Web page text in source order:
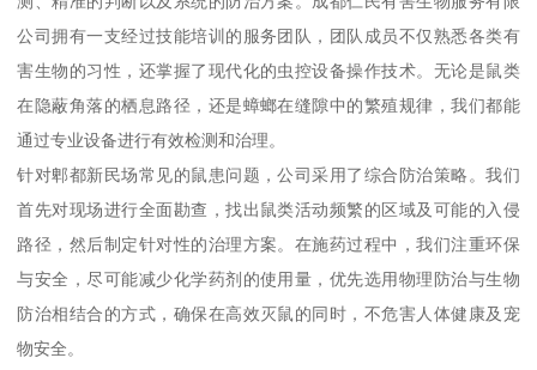
公司拥有一支经过技能培训的服务团队，团队成员不仅熟悉各类有
害生物的习性，还掌握了现代化的虫控设备操作技术。无论是鼠类
在隐蔽角落的栖息路径，还是蟑螂在缝隙中的繁殖规律，我们都能
通过专业设备进行有效检测和治理。
针对郫都新民场常见的鼠患问题，公司采用了综合防治策略。我们
首先对现场进行全面勘查，找出鼠类活动频繁的区域及可能的入侵
路径，然后制定针对性的治理方案。在施药过程中，我们注重环保
与安全，尽可能减少化学药剂的使用量，优先选用物理防治与生物
防治相结合的方式，确保在高效灭鼠的同时，不危害人体健康及宠
物安全。